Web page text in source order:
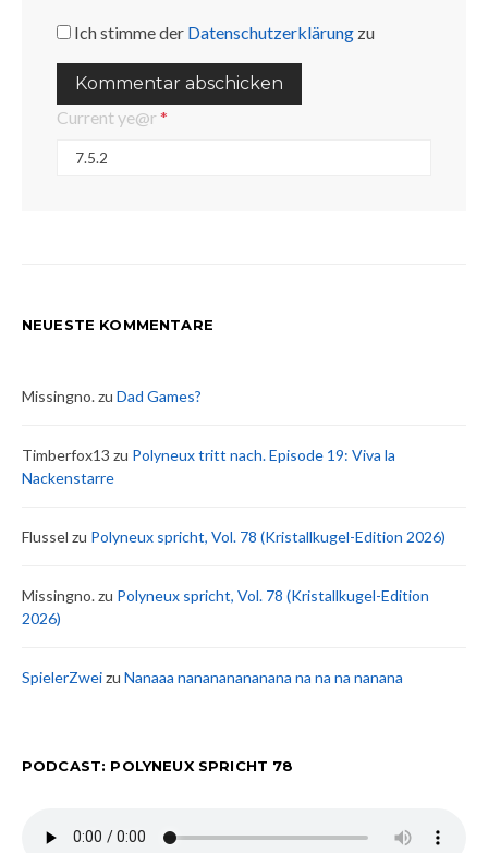
Ich stimme der Datenschutzerklärung zu
Current ye@r *
NEUESTE KOMMENTARE
Missingno.zu Dad Games?
Timberfox13 zu Polyneux tritt nach. Episode 19: Viva la
Nackenstarre
Flussel zu Polyneux spricht, Vol. 78 (Kristallkugel-Edition 2026)
Missingno.zu Polyneux spricht, Vol. 78 (Kristallkugel-Edition
2026)
SpielerZweizu Nanaaa nanananananana na na na nanana
PODCAST: POLYNEUX SPRICHT 78